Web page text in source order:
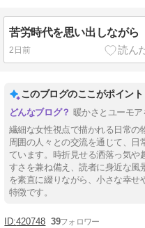
苦労時代を思い出しながら
2日前
このブログのここがポイント
暖かさとユーモ
繊細な女性視点で描かれる日常の
周囲の人々との交流を通じて、
ています。時折見せる洒落っ気や
すさを兼ね備え、読者に身近な風
を素直に綴りながら、小さな幸せ
特徴です。
420748 39